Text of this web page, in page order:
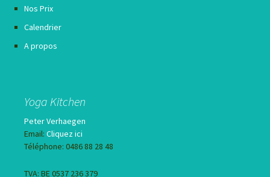
Nos Prix
Calendrier
A propos
Yoga Kitchen
Peter Verhaegen
Email: Cliquez ici
Téléphone: 0486 88 28 48
TVA: BE 0537 236 379